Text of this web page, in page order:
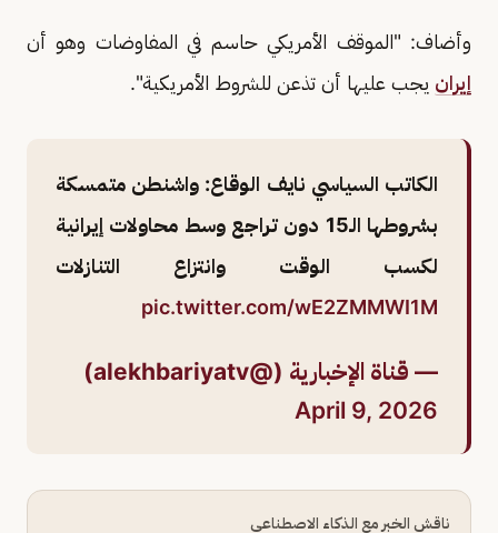
وأضاف: "الموقف الأمريكي حاسم في المفاوضات وهو أن
إيران يجب عليها أن تذعن للشروط الأمريكية".
الكاتب السياسي نايف الوقاع: واشنطن متمسكة
بشروطها الـ15 دون تراجع وسط محاولات إيرانية
لكسب الوقت وانتزاع التنازلات
pic.twitter.com/wE2ZMMWI1M
— قناة الإخبارية (@alekhbariyatv)
April 9, 2026
ناقش الخبر مع الذكاء الاصطناعي